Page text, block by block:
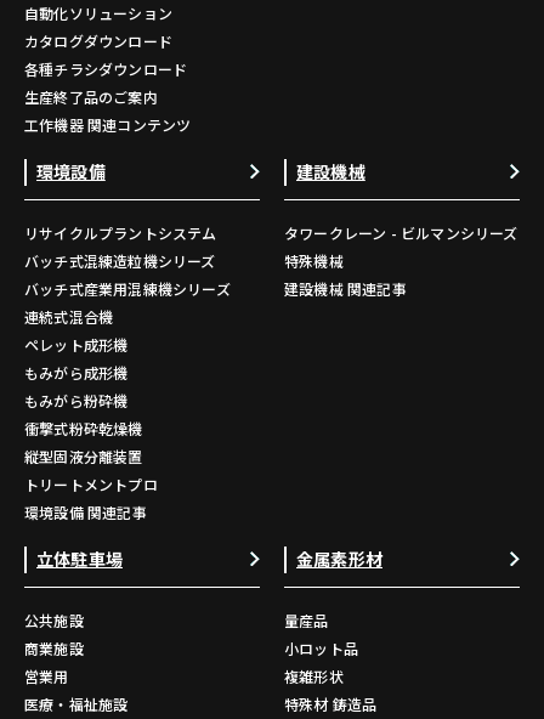
自動化ソリューション
カタログダウンロード
各種チラシダウンロード
生産終了品のご案内
工作機器 関連コンテンツ
環境設備
リサイクルプラントシステム
バッチ式混練造粒機シリーズ
バッチ式産業用混練機シリーズ
連続式混合機
ペレット成形機
もみがら成形機
もみがら粉砕機
衝撃式粉砕乾燥機
縦型固液分離装置
トリートメントプロ
環境設備 関連記事
建設機械
タワークレーン - ビルマンシリーズ
特殊機械
建設機械 関連記事
立体駐車場
公共施設
商業施設
営業用
医療・福祉施設
金属素形材
量産品
小ロット品
複雑形状
特殊材 鋳造品